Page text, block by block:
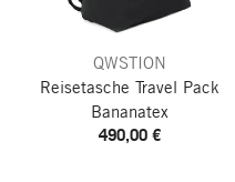
QWSTION
Reisetasche Travel Pack
Bananatex
490,00 €